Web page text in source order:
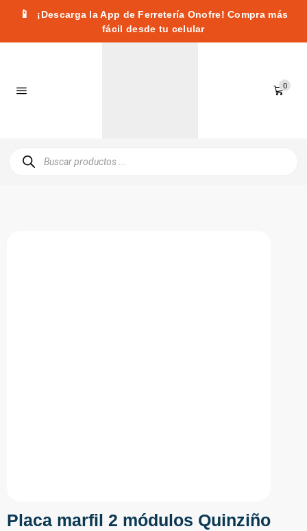
📱
¡Descarga la App de Ferretería Onofre! Compra más
fácil desde tu celular
0
Placa marfil 2 módulos Quinziño